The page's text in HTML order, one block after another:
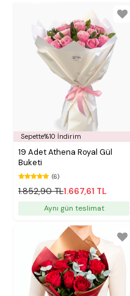
Sepette%10 İndirim
19 Adet Athena Royal Gül
Buketi
(6)
1.852,90 TL1.667,61 TL
Aynı gün teslimat